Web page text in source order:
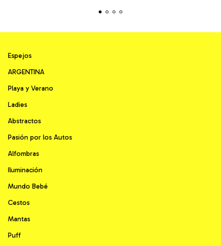
Espejos
ARGENTINA
Playa y Verano
Ladies
Abstractos
Pasión por los Autos
Alfombras
Iluminación
Mundo Bebé
Cestos
Mantas
Puff